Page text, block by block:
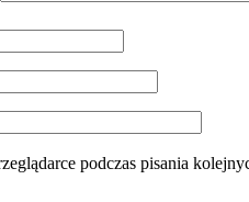
podczas pisania